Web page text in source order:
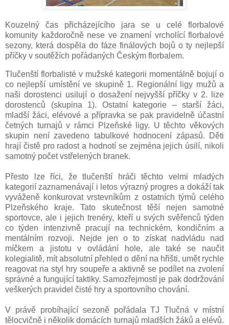
Kouzelný čas přicházejícího jara se u celé florbalové
komunity každoročně nese ve znamení vrcholící florbalové
sezony, která dospěla do fáze finálových bojů o ty nejlepší
příčky v soutěžích pořádaných Českým florbalem.
Tlučenští florbalisté v mužské kategorii momentálně bojují o
co nejlepší umístění ve skupině 1. Regionální ligy mužů a
naši dorostenci usilují o dosažení nejvyšší příčky v 2. lize
dorostenců (skupina 1). Ostatní kategorie – starší žáci,
mladší žáci, elévové a přípravka se pak pravidelně účastní
četných turnajů v rámci Plzeňské ligy. U těchto věkových
skupin není zavedeno tabulkové hodnocení zápasů. Děti
hrají čistě pro radost a hodnotí se zejména jejich úsilí, nikoli
samotný počet vstřelených branek.
Přesto lze říci, že tlučenští hráči těchto velmi mladých
kategorií zaznamenávají i letos výrazný progres a dokáží tak
vyváženě konkurovat vrstevníkům z ostatních týmů celého
Plzeňského kraje. Tato skutečnost těší nejen samotné
sportovce, ale i jejich trenéry, kteří u svých svěřenců týden
co týden intenzivně pracují na technickém, kondičním a
mentálním rozvoji. Nejde jen o to získat nadvládu nad
míčkem a jistotu v ovládání hole, ale také se naučit
kolegialitě, mít absolutní přehled o dění na hřišti, umět rychle
reagovat na styl hry soupeře a aktivně se podílet na zvolení
správné a fungující taktiky. Samozřejmostí je pak dodržování
veškerých pravidel čisté hry a sportovního chování.
V právě probíhající sezoně pořádala TJ Tlučná v místní
tělocvičně i několik domácích turnajů mladších žáků a elévů.